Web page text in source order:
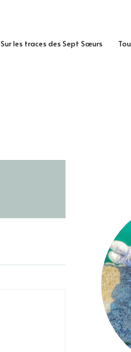
Sur les traces des Sept Sœurs